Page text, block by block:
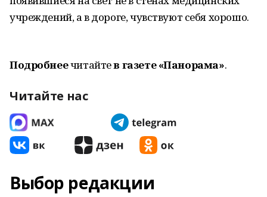
учреждений, а в дороге, чувствуют себя хорошо.
Подробнеечитайтев газете «Панорама».
Читайте нас
Выбор редакции